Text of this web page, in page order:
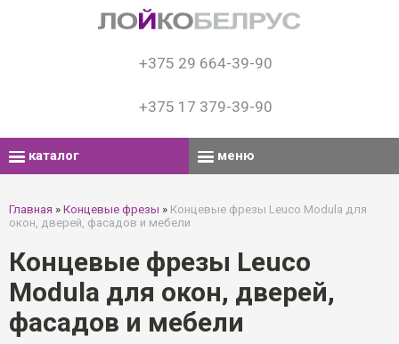
+375 29 664-39-90
+375 17 379-39-90
каталог меню
Главная » Концевые фрезы » Концевые фрезы Leuco Modula для
окон, дверей, фасадов и мебели
Концевые фрезы Leuco
Modula для окон, дверей,
фасадов и мебели